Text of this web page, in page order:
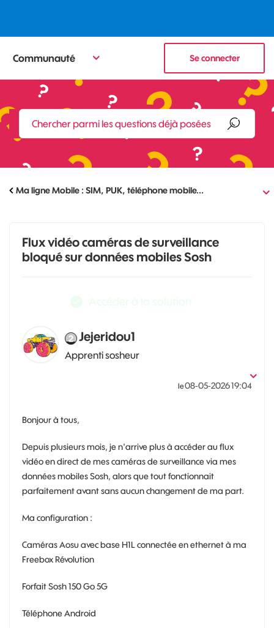
Communauté Se connecter
Ma ligne Mobile : SIM, PUK, téléphone mobile...
Flux vidéo caméras de surveillance
bloqué sur données mobiles Sosh
Jejeridou1
Apprenti sosheur
le‎08-05-202619:04
Bonjour à tous,
Depuis plusieurs mois, je n'arrive plus à accéder au flux
vidéo en direct de mes caméras de surveillance via mes
données mobiles Sosh, alors que tout fonctionnait
parfaitement avant sans aucun changement de ma part.
Ma configuration :
Caméras Aosu avec base H1L connectée en ethernet à ma
Freebox Révolution
Forfait Sosh 150 Go 5G
Téléphone Android